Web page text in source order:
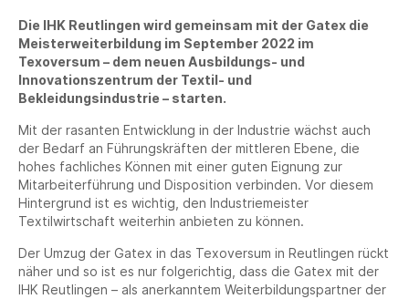
Die IHK Reutlingen wird gemeinsam mit der Gatex die
Meisterweiterbildung im September 2022 im
Texoversum – dem neuen Ausbildungs- und
Innovationszentrum der Textil- und
Bekleidungsindustrie – starten.
Mit der rasanten Entwicklung in der Industrie wächst auch
der Bedarf an Führungskräften der mittleren Ebene, die
hohes fachliches Können mit einer guten Eignung zur
Mitarbeiterführung und Disposition verbinden. Vor diesem
Hintergrund ist es wichtig, den Industriemeister
Textilwirtschaft weiterhin anbieten zu können.
Der Umzug der Gatex in das Texoversum in Reutlingen rückt
näher und so ist es nur folgerichtig, dass die Gatex mit der
IHK Reutlingen – als anerkanntem Weiterbildungspartner der